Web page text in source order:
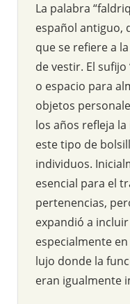
La palabra
español antiguo,
que se refiere a
de vestir. El
o espacio para
objetos
los años refleja
este tipo de
individuos.
esencial para el
pertenencias,
expandió a
especialmente
lujo donde la
eran igualmente